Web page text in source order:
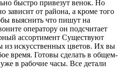
быстро привезут венок. Но
зависит от района, а кроме того
выяснить что пишут на
оператору он подсчитает
ассортимент Существуют
из искусственных цветов. Их вы
время. Готовы сделать в общем-
в рабочие часы. Все детали